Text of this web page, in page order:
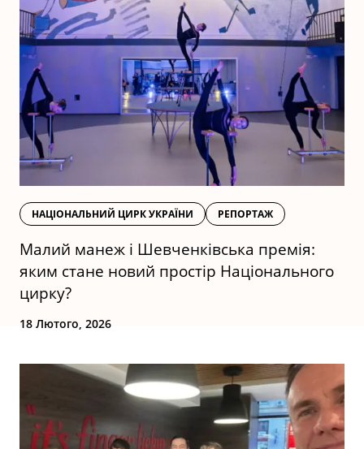
НАЦІОНАЛЬНИЙ ЦИРК УКРАЇНИ РЕПОРТАЖ
Малий манеж і Шевченківська премія:
яким стане новий простір Національного
цирку?
18 Лютого, 2026